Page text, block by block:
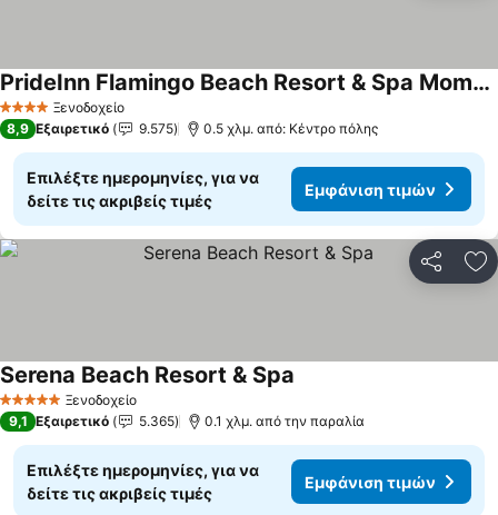
4 ΑστέριαΞενοδοχείο
PrideInn Flamingo Beach Resort & Spa Mombasa
8,9 Εξαιρετικό 9.575 0.5 χλμ. από: Κέντρο πόλης
Επιλέξτε ημερομηνίες, για να
δείτε τις ακριβείς τιμές
Εμφάνιση τιμών
5 Αστέρια Ξενοδοχείο
Serena Beach Resort & Spa
9,1 Εξαιρετικό 5.365 0.1 χλμ. από την παραλία
Επιλέξτε ημερομηνίες, για να
δείτε τις ακριβείς τιμές
Εμφάνιση τιμών